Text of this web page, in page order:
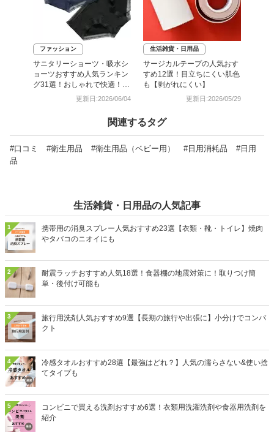
ファッション
サニタリーショーツ・吸水シ
ョーツおすすめ人気ランキン
グ31選！おしゃれで快適！漏
れにくい夜用もご紹介
更新日:2026/06/04
生活雑貨・日用品
サージカルテープの人気おす
すめ12選！目立ちにくい肌色
も【剥がれにくい】
更新日:2026/05/29
関連するタグ
#口コミ #衛生用品 #衛生用品（ベビー用） #日用消耗品
#日用
品
生活雑貨・日用品の人気記事
1
携帯用の消臭スプレー人気おすすめ23選【衣類・靴・トイレ】焼肉
やタバコのニオイにも
2
耐震ラッチおすすめ人気18選！食器棚の地震対策に！取りつけ簡
単・後付け可能も
3
旅行用洗剤人気おすすめ9選【長期の旅行や出張に】小分けでコンパ
クト
4
冷感タオルおすすめ28選【最強はどれ？】人気の濡らさない&使い捨
てタイプも
5
コンビニで買える洗剤おすすめ6選！衣類用洗濯洗剤や食器用洗剤を
紹介